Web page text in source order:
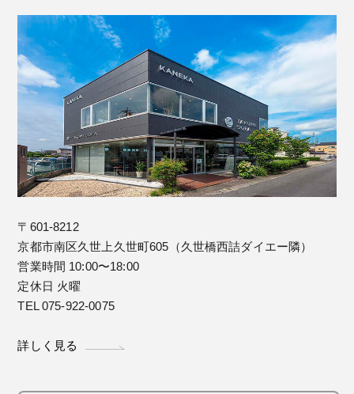
〒601-8212
京都市南区久世上久世町605（久世橋西詰ダイエー隣）
営業時間 10:00〜18:00
定休日 火曜
TEL 075-922-0075
詳しく見る